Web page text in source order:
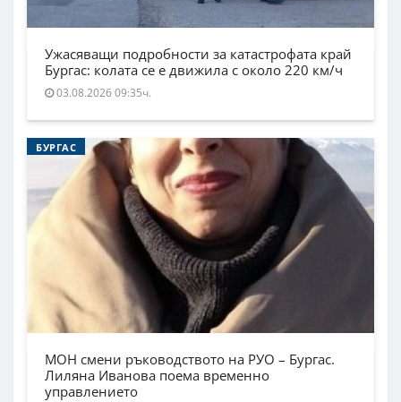
Ужасяващи подробности за катастрофата край
Бургас: колата се е движила с около 220 км/ч
03.08.2026 09:35ч.
БУРГАС
МОН смени ръководството на РУО – Бургас.
Лиляна Иванова поема временно
управлението